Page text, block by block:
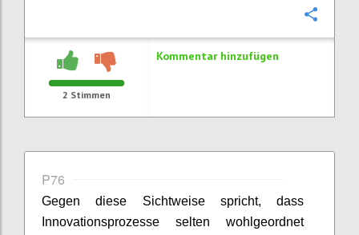
2 Stimmen
Kommentar hinzufügen
P76
Gegen diese Sichtweise spricht, dass
Innovationsprozesse selten wohlgeordnet